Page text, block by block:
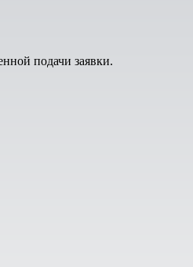
подачи заявки.